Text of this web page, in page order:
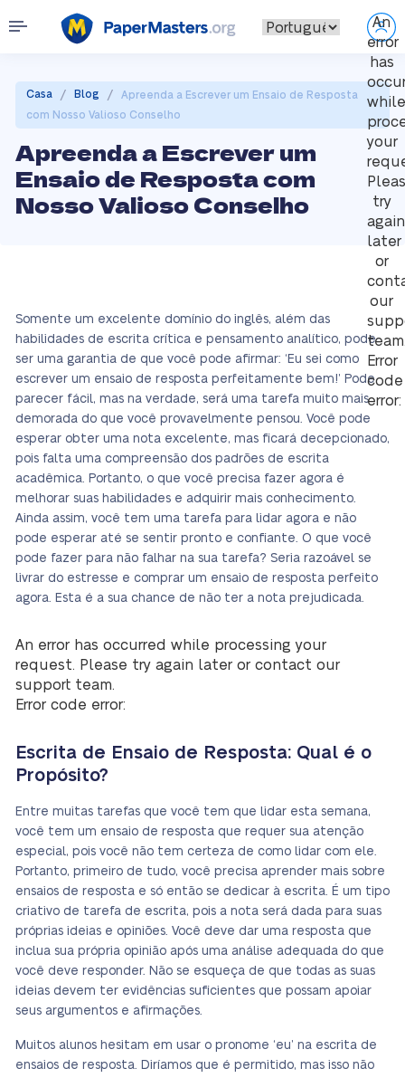
An
error
has
while
your
try
again
later
or
our
Error
code
error:
Casa / Blog /
Apreenda a Escrever um Ensaio de Resposta
com Nosso Valioso Conselho
Apreenda a Escrever um
Ensaio de Resposta com
Nosso Valioso Conselho
Somente um excelente domínio do inglês, além das
habilidades de escrita crítica e pensamento analítico, pode
ser uma garantia de que você pode afirmar: ‘Eu sei como
escrever um ensaio de resposta perfeitamente bem!’ Pode
parecer fácil, mas na verdade, será uma tarefa muito mais
demorada do que você provavelmente pensou. Você pode
esperar obter uma nota excelente, mas ficará decepcionado,
pois falta uma compreensão dos padrões de escrita
acadêmica. Portanto, o que você precisa fazer agora é
melhorar suas habilidades e adquirir mais conhecimento.
Ainda assim, você tem uma tarefa para lidar agora e não
pode esperar até se sentir pronto e confiante. O que você
pode fazer para não falhar na sua tarefa? Seria razoável se
livrar do estresse e comprar um ensaio de resposta perfeito
agora. Esta é a sua chance de não ter a nota prejudicada.
An error has occurred while processing your
request. Please try again later or contact our
support team.
Error code error:
Escrita de Ensaio de Resposta: Qual é o
Propósito?
Entre muitas tarefas que você tem que lidar esta semana,
você tem um ensaio de resposta que requer sua atenção
especial, pois você não tem certeza de como lidar com ele.
Portanto, primeiro de tudo, você precisa aprender mais sobre
ensaios de resposta e só então se dedicar à escrita. É um tipo
criativo de tarefa de escrita, pois a nota será dada para suas
próprias ideias e opiniões. Você deve dar uma resposta que
inclua sua própria opinião após uma análise adequada do que
você deve responder. Não se esqueça de que todas as suas
ideias devem ter evidências suficientes que possam apoiar
seus argumentos e afirmações.
Muitos alunos hesitam em usar o pronome ‘eu’ na escrita de
ensaios de resposta. Diríamos que é permitido, mas isso não